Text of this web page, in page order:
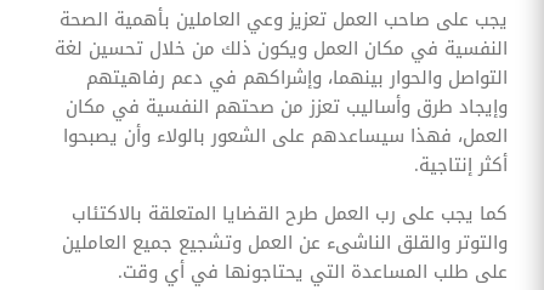
يجب على صاحب العمل تعزيز وعي العاملين بأهمية الصحة
النفسية في مكان العمل ويكون ذلك من خلال تحسين لغة
التواصل والحوار بينهما، وإشراكهم في دعم رفاهيتهم
وإيجاد طرق وأساليب تعزز من صحتهم النفسية في مكان
العمل، فهذا سيساعدهم على الشعور بالولاء وأن يصبحوا
أكثر إنتاجية.
كما يجب على رب العمل طرح القضايا المتعلقة بالاكتئاب
والتوتر والقلق الناشىء عن العمل وتشجيع جميع العاملين
على طلب المساعدة التي يحتاجونها في أي وقت.